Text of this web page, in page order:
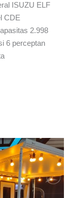
ISUZU ELF
CDE
2.998
6 perceptan